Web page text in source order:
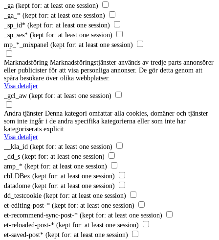
_ga (kept for: at least one session)
_ga_* (kept for: at least one session)
_sp_id* (kept for: at least one session)
_sp_ses* (kept for: at least one session)
mp_*_mixpanel (kept for: at least one session)
Marknadsföring Marknadsföringstjänster används av tredje parts annonsörer
eller publicister för att visa personliga annonser. De gör detta genom att
spåra besökare över olika webbplatser.
Visa detaljer
_gcl_aw (kept for: at least one session)
Andra tjänster Denna kategori omfattar alla cookies, domäner och tjänster
som inte ingår i de andra specifika kategorierna eller som inte har
kategoriserats explicit.
Visa detaljer
__kla_id (kept for: at least one session)
_dd_s (kept for: at least one session)
amp_* (kept for: at least one session)
cbLDBex (kept for: at least one session)
datadome (kept for: at least one session)
dd_testcookie (kept for: at least one session)
et-editing-post-* (kept for: at least one session)
et-recommend-sync-post-* (kept for: at least one session)
et-reloaded-post-* (kept for: at least one session)
et-saved-post* (kept for: at least one session)